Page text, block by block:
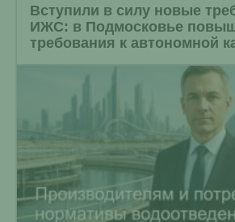
Вступили в силу новые
ИЖС: в Подмосковье
требования к автономной